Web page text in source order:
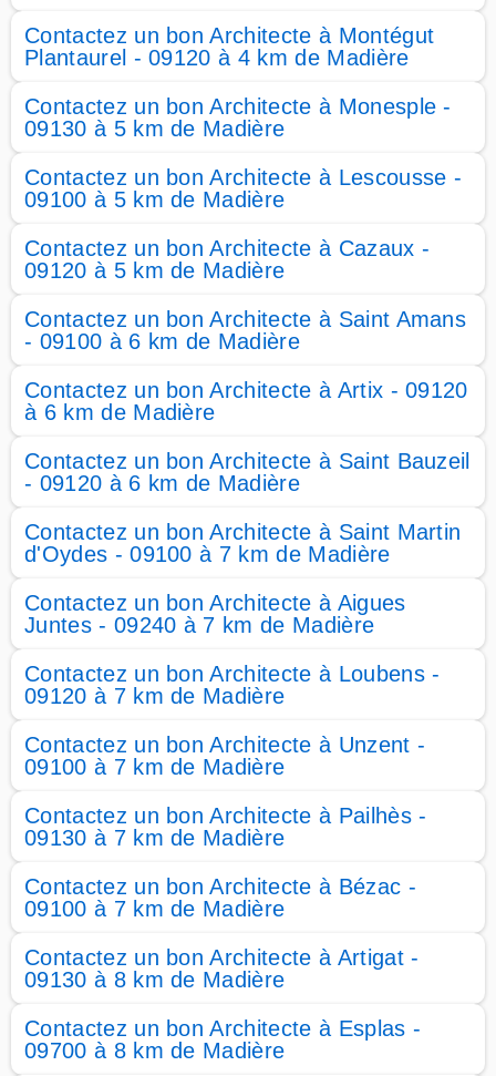
Contactez un bon Architecte à Montégut
Plantaurel - 09120 à 4 km de Madière
Contactez un bon Architecte à Monesple -
09130 à 5 km de Madière
Contactez un bon Architecte à Lescousse -
09100 à 5 km de Madière
Contactez un bon Architecte à Cazaux -
09120 à 5 km de Madière
Contactez un bon Architecte à Saint Amans
- 09100 à 6 km de Madière
Contactez un bon Architecte à Artix - 09120
à 6 km de Madière
Contactez un bon Architecte à Saint Bauzeil
- 09120 à 6 km de Madière
Contactez un bon Architecte à Saint Martin
d'Oydes - 09100 à 7 km de Madière
Contactez un bon Architecte à Aigues
Juntes - 09240 à 7 km de Madière
Contactez un bon Architecte à Loubens -
09120 à 7 km de Madière
Contactez un bon Architecte à Unzent -
09100 à 7 km de Madière
Contactez un bon Architecte à Pailhès -
09130 à 7 km de Madière
Contactez un bon Architecte à Bézac -
09100 à 7 km de Madière
Contactez un bon Architecte à Artigat -
09130 à 8 km de Madière
Contactez un bon Architecte à Esplas -
09700 à 8 km de Madière